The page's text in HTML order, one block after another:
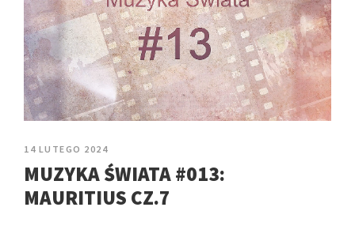
14 LUTEGO 2024
MUZYKA ŚWIATA #013:
MAURITIUS CZ.7